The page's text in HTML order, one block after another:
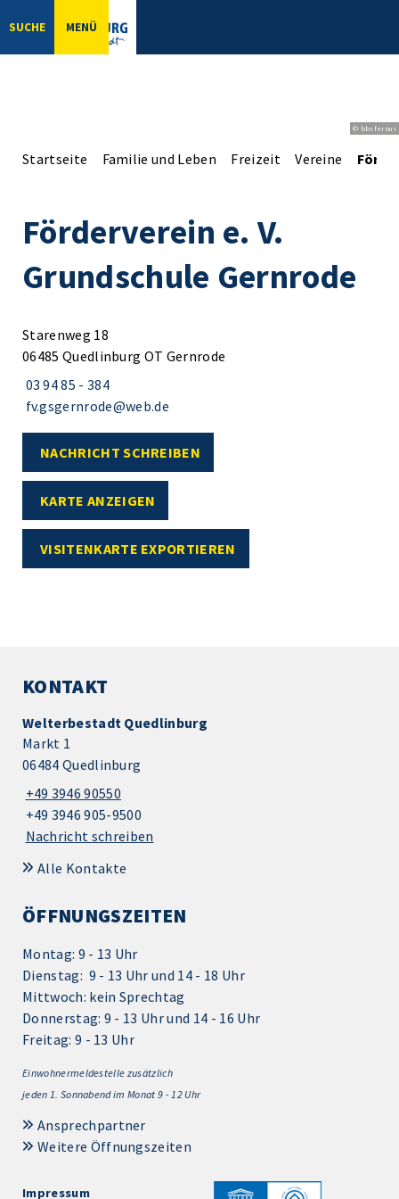
SUCHE MENÜ
© bbsferrari
Startseite Familie und Leben Freizeit Vereine
Förderverein e. V.
Grundschule Gernrode
Starenweg 18
06485 Quedlinburg OT Gernrode
03 94 85 - 384
fv.gsgernrode@web.de
NACHRICHT SCHREIBEN
KARTE ANZEIGEN
VISITENKARTE EXPORTIEREN
KONTAKT
Welterbestadt Quedlinburg
Markt 1
06484 Quedlinburg
+49 3946 90550
+49 3946 905-9500
Nachricht schreiben
Alle Kontakte
ÖFFNUNGSZEITEN
Montag: 9 - 13 Uhr
Dienstag: 9 - 13 Uhr und 14 - 18 Uhr
Mittwoch: kein Sprechtag
Donnerstag: 9 - 13 Uhr und 14 - 16 Uhr
Freitag: 9 - 13 Uhr
Einwohnermeldestelle zusätzlich
jeden 1. Sonnabend im Monat 9 - 12 Uhr
Ansprechpartner
Weitere Öffnungszeiten
Impressum